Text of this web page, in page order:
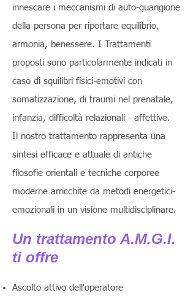
innescare i meccanismi di auto-guarigione
della persona per riportare equilibrio,
armonia, benessere. I Trattamenti
proposti sono particolarmente indicati in
caso di squilibri fisici-emotivi con
somatizzazione, di traumi nel prenatale,
infanzia, difficoltà relazionali - affettive.
Il nostro trattamento rappresenta una
sintesi efficace e attuale di antiche
filosofie orientali e tecniche corporee
moderne arricchite da metodi energetici-
emozionali in un visione multidisciplinare.
Un trattamento A.M.G.I.
ti offre
Ascolto attivo dell'operatore